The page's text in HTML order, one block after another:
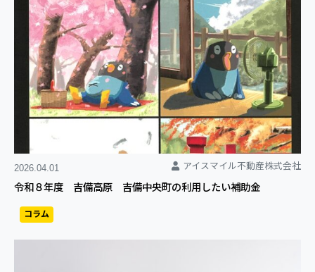
2026.04.01 アイスマイル不動産株式会社
令和８年度 吉備高原 吉備中央町の利用したい補助金
コラム